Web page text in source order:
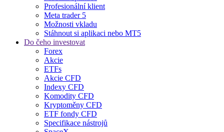
Profesionální klient
Meta trader 5
Možnosti vkladu
Stáhnout si aplikaci nebo MT5
Do čeho investovat
Forex
Akcie
ETFs
Akcie CFD
Indexy CFD
Komodity CFD
Kryptoměny CFD
ETF fondy CFD
Specifikace nástrojů